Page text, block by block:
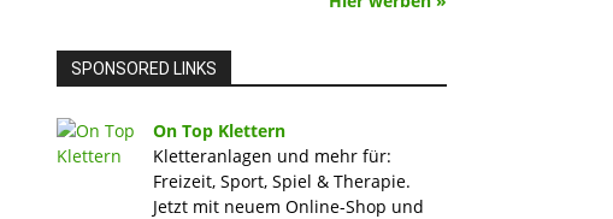
SPONSORED LINKS
On Top Klettern
Kletteranlagen und mehr für:
Freizeit, Sport, Spiel & Therapie.
Jetzt mit neuem Online-Shop und